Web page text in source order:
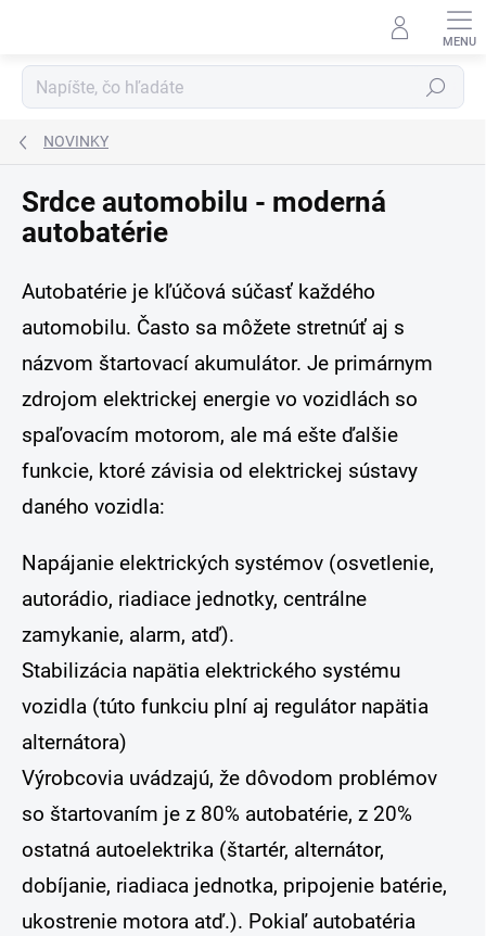
Hľadať
NOVINKY
Srdce automobilu - moderná
autobatérie
Autobatérie je kľúčová súčasť každého
automobilu. Často sa môžete stretnúť aj s
názvom štartovací akumulátor. Je primárnym
zdrojom elektrickej energie vo vozidlách so
spaľovacím motorom, ale má ešte ďalšie
funkcie, ktoré závisia od elektrickej sústavy
daného vozidla:
Napájanie elektrických systémov (osvetlenie,
autorádio, riadiace jednotky, centrálne
zamykanie, alarm, atď).
Stabilizácia napätia elektrického systému
vozidla (túto funkciu plní aj regulátor napätia
alternátora)
Výrobcovia uvádzajú, že dôvodom problémov
so štartovaním je z 80% autobatérie, z 20%
ostatná autoelektrika (štartér, alternátor,
dobíjanie, riadiaca jednotka, pripojenie batérie,
ukostrenie motora atď.). Pokiaľ autobatéria